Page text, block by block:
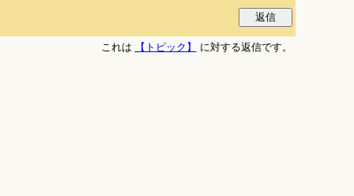
これは 【トピック】 に対する返信です。